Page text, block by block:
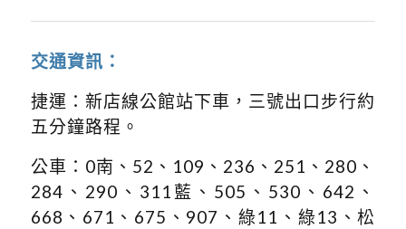
交通資訊：
捷運：新店線公館站下車，三號出口步行約
五分鐘路程。
公車：0南、52、109、236、251、280、
284、290、311藍、505、530、642、
668、671、675、907、綠11、綠13、松